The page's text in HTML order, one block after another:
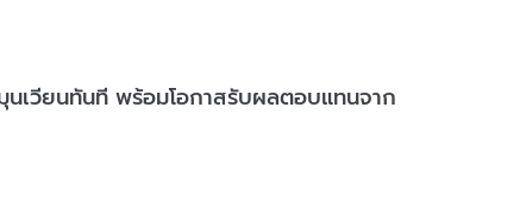
นเวียนทันที พร้อมโอกาสรับผลตอบแทนจาก